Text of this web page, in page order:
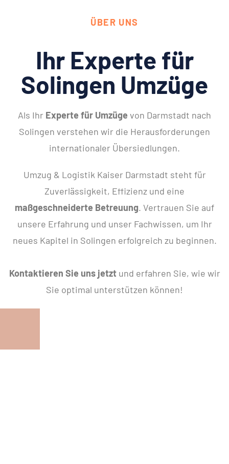
ÜBER UNS
Ihr Experte für
Solingen Umzüge
Als Ihr Experte für Umzüge von Darmstadt nach
Solingen verstehen wir die Herausforderungen
internationaler Übersiedlungen.
Umzug & Logistik Kaiser Darmstadt steht für
Zuverlässigkeit, Effizienz und eine
maßgeschneiderte Betreuung. Vertrauen Sie auf
unsere Erfahrung und unser Fachwissen, um Ihr
neues Kapitel in Solingen erfolgreich zu beginnen.
Kontaktieren Sie uns jetztund erfahren Sie, wie wir
Sie optimal unterstützen können!